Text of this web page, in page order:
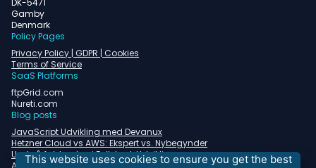
This website uses cookies to ensure you get the best
DK-5471
Gamby
Denmark
Policy Pages
Privacy Policy | GDPR | Cookies
Terms of Service
SaaS Platforms
ftpGrid.com
Nureti.com
Blog posts
JavaScript Udvikling med Devanux
Hetzner Cloud vs AWS: Ekspert vs. Nybegynder
Undgå faldgruber i Fullstack Udvikling
Almindelige problemer med containerorkestrering